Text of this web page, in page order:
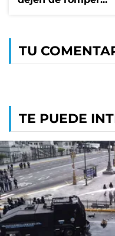
TU
TE PUEDE